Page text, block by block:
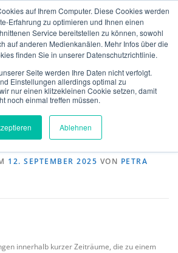
auf Ihrem Computer. Diese Cookies werden
Erfahrung zu optimieren und Ihnen einen
Service bereitstellen zu können, sowohl
auf anderen Medienkanälen. Mehr Infos über die
finden Sie in unserer Datenschutzrichtlinie.
Seite werden Ihre Daten nicht verfolgt.
Einstellungen allerdings optimal zu
nur einen klitzekleinen Cookie setzen, damit
noch einmal treffen müssen.
Ablehnen
VERIFIKATION
TEAM NEWS KONTAKT
> Allgemein >Stark- und Dauerregen – erst im
– erst im
im Osten Deutschlands
12. SEPTEMBER 2025 VON PETRA
innerhalb kurzer Zeiträume, die zu einem